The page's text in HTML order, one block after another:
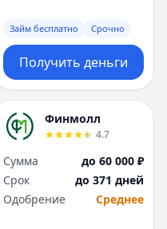
Займ бесплатно Срочно
Получить деньги
Финмолл
4.7
Сумма
до 60 000 ₽
Срок
до 371 дней
Одобрение
Среднее